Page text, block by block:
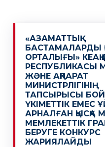
«АЗАМАТТЫҚ
БАСТАМАЛАРДЫ
ОРТАЛЫҒЫ» КЕАҚ
РЕСПУБЛИКАСЫ
ЖӘНЕ АҚПАРАТ
МИНИСТРЛІГІНІҢ
ТАПСЫРЫСЫ
ҮКІМЕТТІК ЕМЕС
АРНАЛҒАН ҚЫСҚА
МЕМЛЕКЕТТІК
БЕРУГЕ КОНКУРС
ЖАРИЯЛАЙДЫ